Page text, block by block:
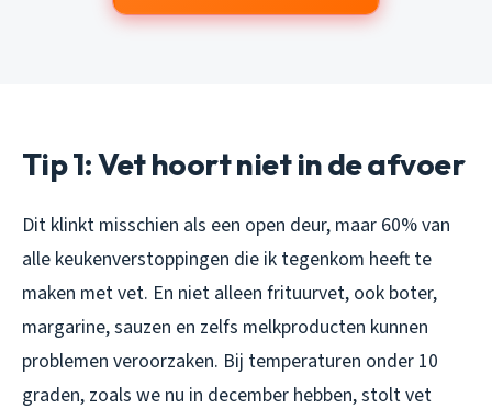
Tip 1: Vet hoort niet in de afvoer
Dit klinkt misschien als een open deur, maar 60% van
alle keukenverstoppingen die ik tegenkom heeft te
maken met vet. En niet alleen frituurvet, ook boter,
margarine, sauzen en zelfs melkproducten kunnen
problemen veroorzaken. Bij temperaturen onder 10
graden, zoals we nu in december hebben, stolt vet